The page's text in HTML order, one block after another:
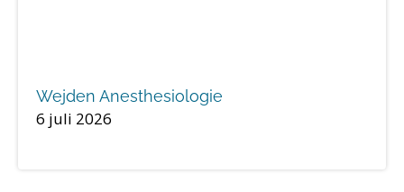
Wejden Anesthesiologie
6 juli 2026